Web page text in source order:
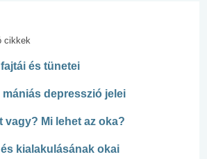
cikkek
és tünetei
mániás depresszió jelei
vagy? Mi lehet az oka?
kialakulásának okai